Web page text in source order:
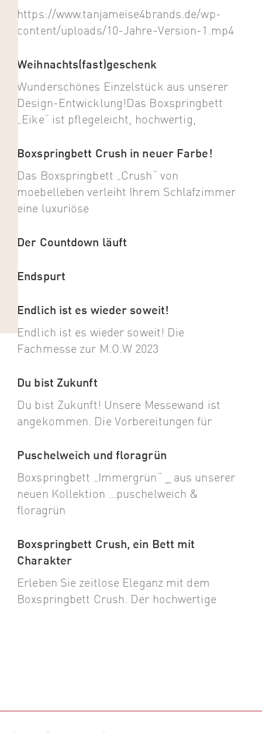
https://www.tanjameise4brands.de/wp-
content/uploads/10-Jahre-Version-1.mp4
Weihnachts(fast)geschenk
Wunderschönes Einzelstück aus unserer
Design-Entwicklung!Das Boxspringbett
„Eike“ ist pflegeleicht, hochwertig,
Boxspringbett Crush in neuer Farbe!
Das Boxspringbett „Crush“ von
moebelleben verleiht Ihrem Schlafzimmer
eine luxuriöse
Der Countdown läuft
Endspurt
Endlich ist es wieder soweit!
Endlich ist es wieder soweit! Die
Fachmesse zur M.O.W 2023
Du bist Zukunft
Du bist Zukunft! Unsere Messewand ist
angekommen. Die Vorbereitungen für
Puschelweich und floragrün
Boxspringbett „Immergrün“ _ aus unserer
neuen Kollektion …puschelweich &
floragrün
Boxspringbett Crush, ein Bett mit
Charakter
Erleben Sie zeitlose Eleganz mit dem
Boxspringbett Crush. Der hochwertige